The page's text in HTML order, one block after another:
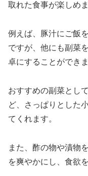
取れた食事が楽しめま
例えば、豚汁にご飯
ですが、他にも副菜
卓にすることができま
おすすめの副菜とし
ど、さっぱりとした
てくれます。
また、酢の物や漬物
を爽やかにし、食欲